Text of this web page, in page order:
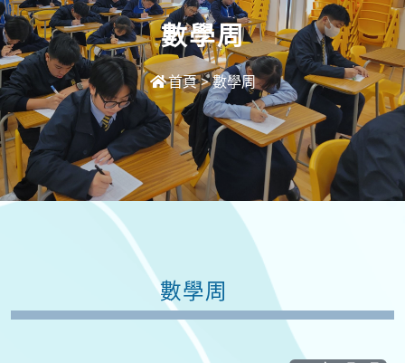
數學周
首頁>數學周
數學周